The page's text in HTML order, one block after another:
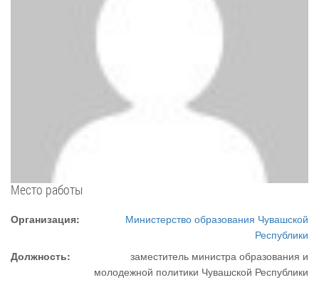
Место работы
Организация:
Министерство образования Чувашской
Республики
Должность:
заместитель министра образования и
молодежной политики Чувашской Республики